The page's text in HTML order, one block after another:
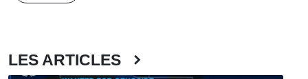
LES ARTICLES